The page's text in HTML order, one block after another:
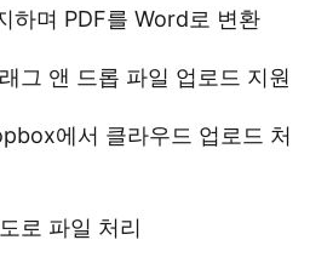
하며 PDF를 Word로 변환
그 앤 드롭 파일 업로드 지원
에서 클라우드 업로드 처
로 파일 처리